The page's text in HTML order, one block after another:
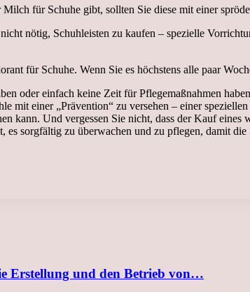
für Schuhe gibt, sollten Sie diese mit einer
nötig, Schuhleisten zu kaufen – spezielle
für Schuhe. Wenn Sie es höchstens alle paar
oder einfach keine Zeit für Pflegemaßnahmen
mit einer „Prävention“ zu versehen – einer
kann. Und vergessen Sie nicht, dass der Kauf
sorgfältig zu überwachen und zu pflegen, damit die
Erstellung und den Betrieb von…